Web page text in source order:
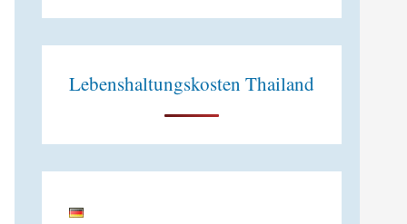
Lebenshaltungskosten Thailand